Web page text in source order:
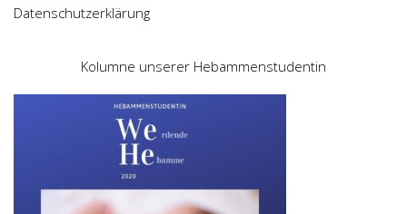
Datenschutzerklärung
Kolumne unserer Hebammenstudentin